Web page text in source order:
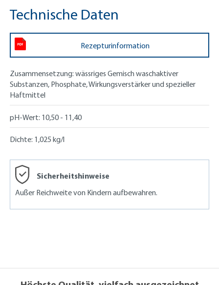
Technische Daten
Rezepturinformation
Zusammensetzung: wässriges Gemisch waschaktiver
Substanzen, Phosphate, Wirkungsverstärker und spezieller
Haftmittel
pH-Wert: 10,50 - 11,40
Dichte: 1,025 kg/l
Sicherheitshinweise
Außer Reichweite von Kindern aufbewahren.